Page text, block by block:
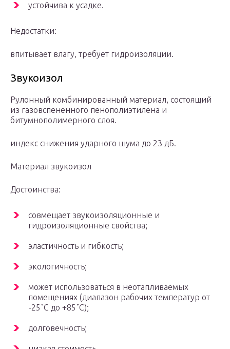
устойчива к усадке.
Недостатки:
впитывает влагу, требует гидроизоляции.
Звукоизол
Рулонный комбинированный материал, состоящий
из газовспененного пенополиэтилена и
битумнополимерного слоя.
индекс снижения ударного шума до 23 дБ.
Материал звукоизол
Достоинства:
совмещает звукоизоляционные и
гидроизоляционные свойства;
эластичность и гибкость;
экологичность;
может использоваться в неотапливаемых
помещениях (диапазон рабочих температур от
-25˚С до +85˚С);
долговечность;